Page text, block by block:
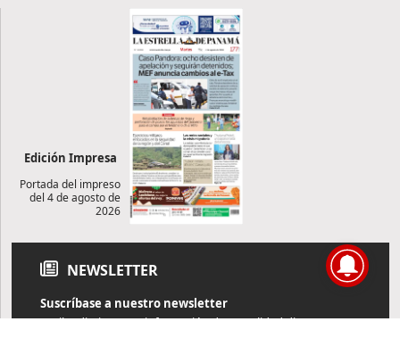
Edición Impresa
Portada del impreso
del 4 de agosto de
2026
NEWSLETTER
Suscríbase a nuestro newsletter
Reciba diariamente información de actualidad directamente en